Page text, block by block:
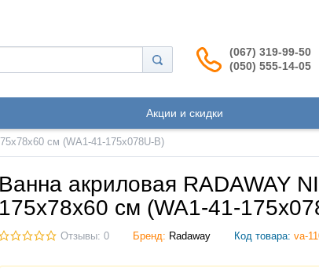
(067) 319-99-50
(050) 555-14-05
Акции и скидки
см (WA1-41-175x078U-B)
Ванна акриловая RADAWAY
175x78x60 см (WA1-41-
Отзывы: 0 Бренд: Radaway Код товара: va-